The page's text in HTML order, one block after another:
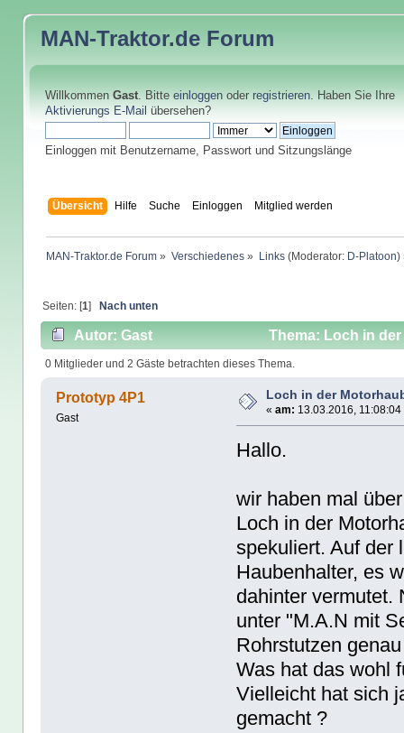
MAN-Traktor.de Forum
Willkommen Gast. Bitte einloggenoder registrieren. Haben Sie Ihre
Aktivierungs E-Mail übersehen?
Einloggen mit Benutzername, Passwort und Sitzungslänge
Übersicht Hilfe Suche Einloggen Mitglied werden
MAN-Traktor.de Forum » Verschiedenes » Links(Moderator: D-Platoon)
Seiten: [1] Nach unten
Autor: Gast Thema: Loch in
0 Mitglieder und 2 Gäste betrachten dieses Thema.
Prototyp 4P1
Gast
Loch in der
« am: 13.03.2016, 11:08:04
Hallo.
wir haben mal
Loch in der
spekuliert. Auf der
Haubenhalter, es
dahinter vermutet.
unter "M.A.N mit
Rohrstutzen
Was hat das wohl
Vielleicht hat sich
gemacht ?